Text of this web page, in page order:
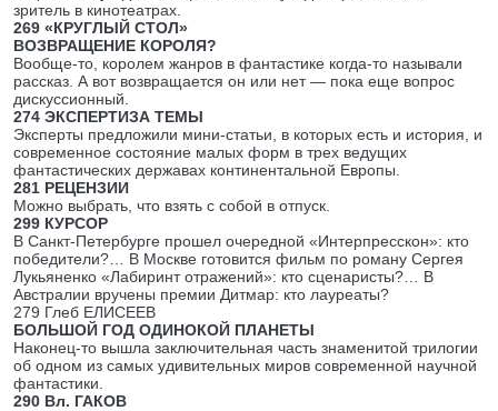
зритель в кинотеатрах.
269 «КРУГЛЫЙ СТОЛ»
ВОЗВРАЩЕНИЕ КОРОЛЯ?
Вообще-то, королем жанров в фантастике когда-то называли
рассказ. А вот возвращается он или нет — пока еще вопрос
дискуссионный.
274 ЭКСПЕРТИЗА ТЕМЫ
Эксперты предложили мини-статьи, в которых есть и история, и
современное состояние малых форм в трех ведущих
фантастических державах континентальной Европы.
281 РЕЦЕНЗИИ
Можно выбрать, что взять с собой в отпуск.
299 КУРСОР
В Санкт-Петербурге прошел очередной «Интерпресскон»: кто
победители?… В Москве готовится фильм по роману Сергея
Лукьяненко «Лабиринт отражений»: кто сценаристы?… В
Австралии вручены премии Дитмар: кто лауреаты?
279 Глеб ЕЛИСЕЕВ
БОЛЬШОЙ ГОД ОДИНОКОЙ ПЛАНЕТЫ
Наконец-то вышла заключительная часть знаменитой трилогии
об одном из самых удивительных миров современной научной
фантастики.
290 Вл. ГАКОВ